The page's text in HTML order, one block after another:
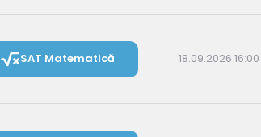
SAT Matematică 18.09.2026 16:00